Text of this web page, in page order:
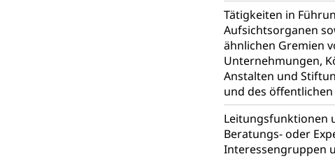
Tätigkeiten in
Aufsichtsorganen
ähnlichen Gremien
Unternehmungen,
Anstalten und
und des öffentlichen
Leitungsfunktionen
Beratungs- oder
Interessengruppen
Betreibung und
Bankrott, Schulden,
Schulden
Demokratie
Regierungsform,
Volksrechte
Kantonale Steuern
Finanzausgleich,